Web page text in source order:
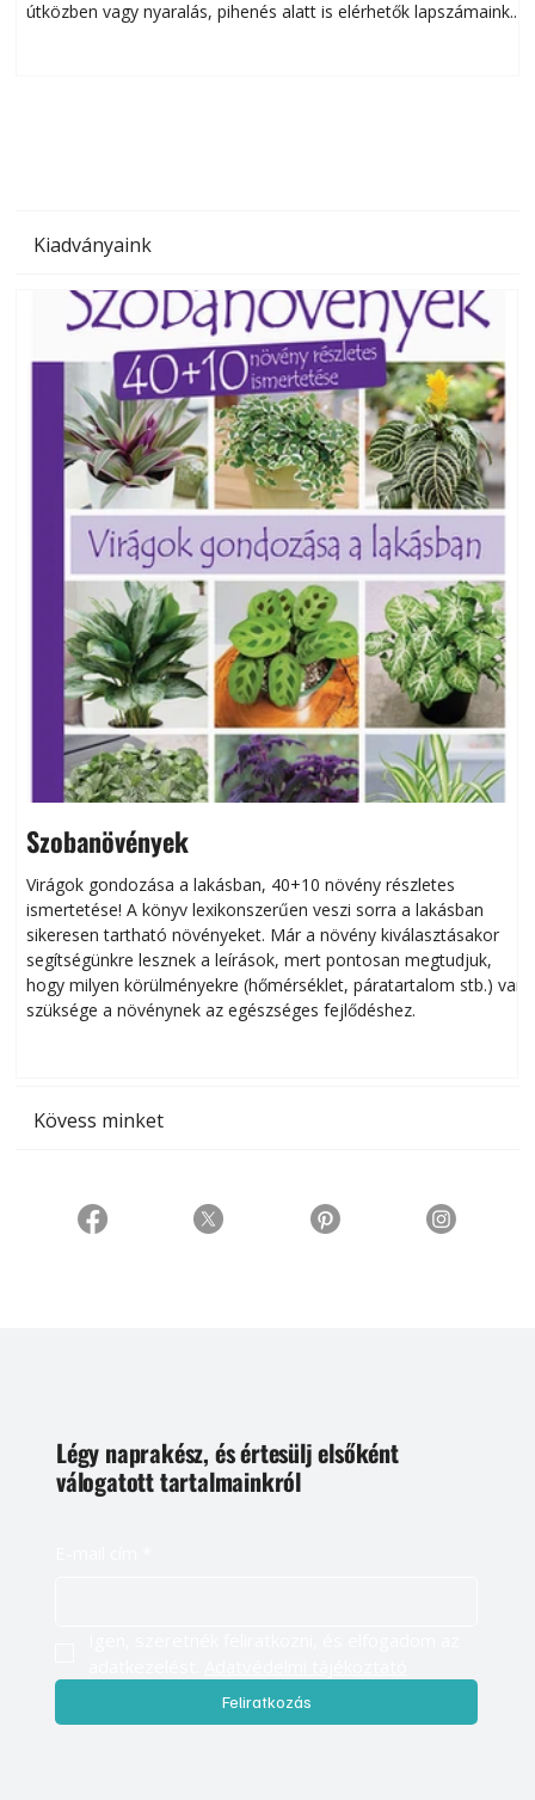
útközben vagy nyaralás, pihenés alatt is elérhetők lapszámaink.
Kiadványaink
Szobanövények
Virágok gondozása a lakásban, 40+10 növény részletes
ismertetése! A könyv lexikonszerűen veszi sorra a lakásban
sikeresen tart­ha­tó növényeket. Már a növény kiválasztásakor
segítségünkre lesznek a leírások, mert pontosan megtudjuk,
hogy milyen körülményekre (hőmérséklet, páratartalom stb.) van
szüksége a növénynek az egészséges fejlődéshez.
Kövess minket
Légy naprakész, és értesülj elsőként
válogatott tartalmainkról
Feliratkozás